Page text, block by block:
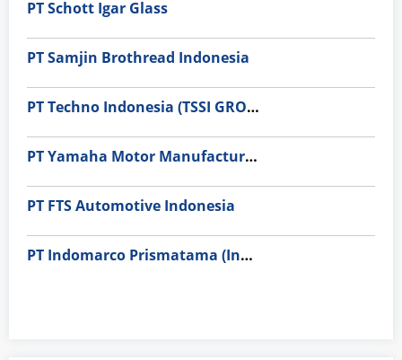
PT Schott Igar Glass
PT Samjin Brothread Indonesia
PT Techno Indonesia (TSSI GROUP)
PT Yamaha Motor Manufacturing
PT FTS Automotive Indonesia
PT Indomarco Prismatama (Indomaret Group)